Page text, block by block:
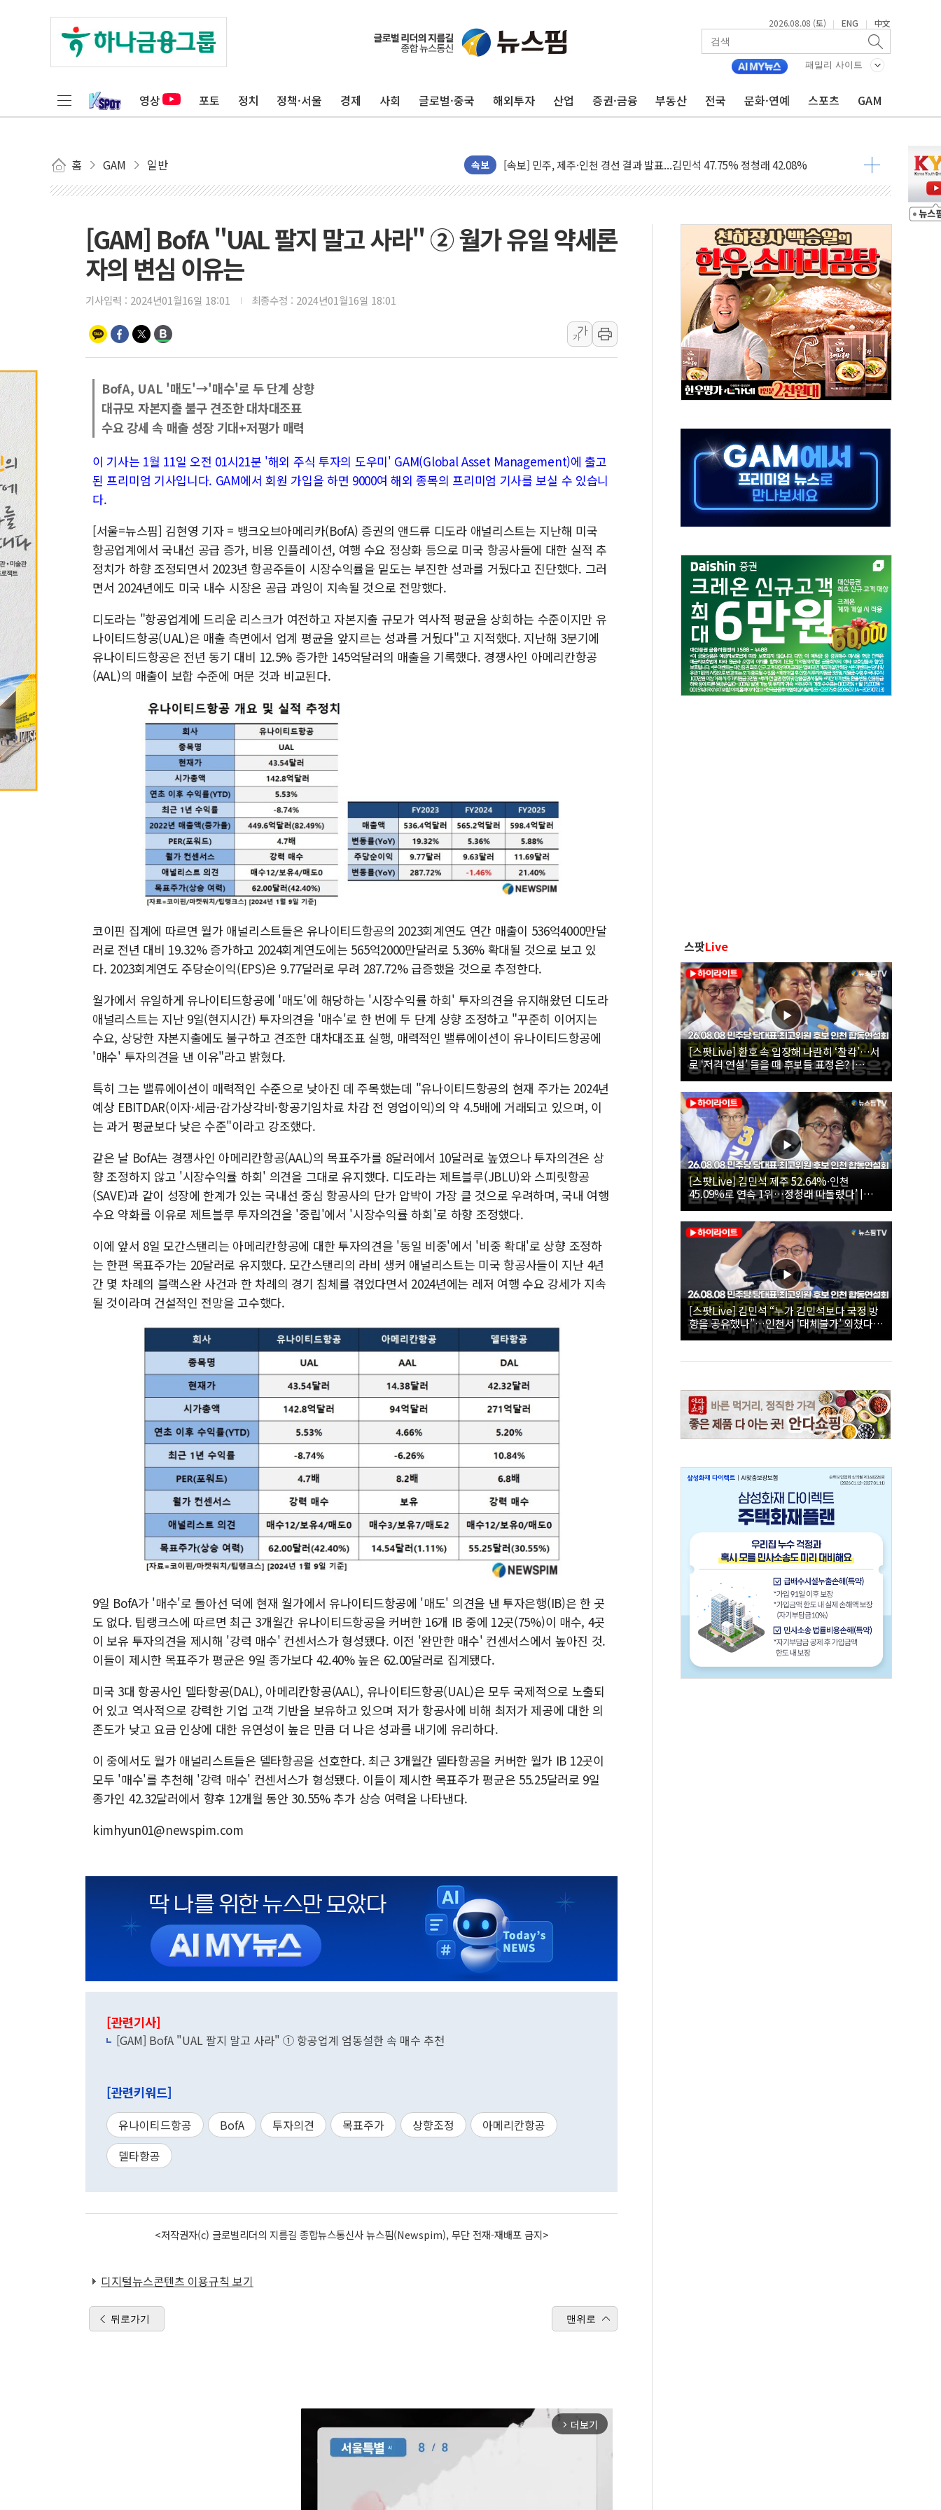
2026.08.08 (토) | ENG | 中文
패밀리 사이트
영상 포토 정치 정책·서울 경제 사회 글로벌·중국 해외투자 산업 증권·금융 부동산 전국 문화·연예 스포츠 GAM
홈 GAM 일반 속보
울진·영덕 '호우특보'-포항 '산사태 주의보'...경북도, 호우 피해·통제구간 없어
[종합] 김민석, 정청래에 '0.86%p' 차 재역전 성공...金 45.42% vs 鄭 44.56%
김민석, 2주차 제주·인천 경선서 정청래에 승리...47.75% vs 42.08%
인사하는 김민석 당대표 후보
[속보] 민주, 인천 경선 결과 발표...김민석 45.09% 정청래 43.27% 송영길 11.63%
[속보] 민주, 제주 경선 결과 발표...김민석 52.64% 정청래 39.89% 송영길 7.47%
美, 이란전 출구전략 만지작…공습 한계·탄약 부족 현실화
강릉·동해·삼척 시간당 최대 50㎜ 폭우…강원 동해안 강한 비 이어져
폐기물 수거하다 참변…60대 환경미화원 수거차에 치여 사망
서울 중랑구 주택가서 흉기 난동…60대 남성 2명 숨져
李대통령 "결혼 때문에 손해 보는 일 없게"…'결혼 페널티' 22개 과제 손본다
여수 오동도 인근 해상서 모터보트 전복…1명 사망·1명 실종
추미애, '위안부' 피해자 기림의 날 참석..."국제적 시민 연대로 목소리 내야"
인천 선재도 갯벌서 해루질 중 실종 60대 나흘만에 숨진 채 발견
인천서 말다툼 중 어머니 흉기 살해 10대 아들 체포
李대통령, ISA 개편 재검토 지시…與 "적극 환영"·野 "졸속 국정"
[GAM] BofA "UAL 팔지 말고 사라" ② 월가 유일 약세론
자의 변심 이유는
기사입력 : 2024년01월16일 18:01 최종수정 : 2024년01월16일 18:01
가
가
BofA, UAL '매도'→'매수'로 두 단계 상향
대규모 자본지출 불구 견조한 대차대조표
수요 강세 속 매출 성장 기대+저평가 매력
이 기사는 1월 11일 오전 01시21분 '해외 주식 투자의 도우미' GAM(Global Asset Management)에 출고
된 프리미엄 기사입니다. GAM에서 회원 가입을 하면 9000여 해외 종목의 프리미엄 기사를 보실 수 있습니
다.
[서울=뉴스핌] 김현영 기자 = 뱅크오브아메리카(BofA) 증권의 앤드류 디도라 애널리스트는 지난해 미국
항공업계에서 국내선 공급 증가, 비용 인플레이션, 여행 수요 정상화 등으로 미국 항공사들에 대한 실적 추
정치가 하향 조정되면서 2023년 항공주들이 시장수익률을 밑도는 부진한 성과를 거뒀다고 진단했다. 그러
면서 2024년에도 미국 내수 시장은 공급 과잉이 지속될 것으로 전망했다.
디도라는 "항공업계에 드리운 리스크가 여전하고 자본지출 규모가 역사적 평균을 상회하는 수준이지만 유
나이티드항공(UAL)은 매출 측면에서 업계 평균을 앞지르는 성과를 거뒀다"고 지적했다. 지난해 3분기에
유나이티드항공은 전년 동기 대비 12.5% 증가한 145억달러의 매출을 기록했다. 경쟁사인 아메리칸항공
(AAL)의 매출이 보합 수준에 머문 것과 비교된다.
코이핀 집계에 따르면 월가 애널리스트들은 유나이티드항공의 2023회계연도 연간 매출이 536억4000만달
러로 전년 대비 19.32% 증가하고 2024회계연도에는 565억2000만달러로 5.36% 확대될 것으로 보고 있
다. 2023회계연도 주당순이익(EPS)은 9.77달러로 무려 287.72% 급증했을 것으로 추정한다.
월가에서 유일하게 유나이티드항공에 '매도'에 해당하는 '시장수익률 하회' 투자의견을 유지해왔던 디도라
애널리스트는 지난 9일(현지시간) 투자의견을 '매수'로 한 번에 두 단계 상향 조정하고 "꾸준히 이어지는
수요, 상당한 자본지출에도 불구하고 견조한 대차대조표 실행, 매력적인 밸류에이션이 유나이티드항공에
'매수' 투자의견을 낸 이유"라고 밝혔다.
특히 그는 밸류에이션이 매력적인 수준으로 낮아진 데 주목했는데 "유나이티드항공의 현재 주가는 2024년
예상 EBITDAR(이자·세금·감가상각비·항공기임차료 차감 전 영업이익)의 약 4.5배에 거래되고 있으며, 이
는 과거 평균보다 낮은 수준"이라고 강조했다.
같은 날 BofA는 경쟁사인 아메리칸항공(AAL)의 목표주가를 8달러에서 10달러로 높였으나 투자의견은 상
향 조정하지 않고 '시장수익률 하회' 의견을 그대로 유지했다. 디도라는 제트블루(JBLU)와 스피릿항공
(SAVE)과 같이 성장에 한계가 있는 국내선 중심 항공사의 단가 압박이 가장 클 것으로 우려하며, 국내 여행
수요 약화를 이유로 제트블루 투자의견을 '중립'에서 '시장수익률 하회'로 하향 조정했다.
이에 앞서 8일 모간스탠리는 아메리칸항공에 대한 투자의견을 '동일 비중'에서 '비중 확대'로 상향 조정하
는 한편 목표주가는 20달러로 유지했다. 모간스탠리의 라비 생커 애널리스트는 미국 항공사들이 지난 4년
간 몇 차례의 블랙스완 사건과 한 차례의 경기 침체를 겪었다면서 2024년에는 레저 여행 수요 강세가 지속
될 것이라며 건설적인 전망을 고수했다.
9일 BofA가 '매수'로 돌아선 덕에 현재 월가에서 유나이티드항공에 '매도' 의견을 낸 투자은행(IB)은 한 곳
도 없다. 팁랭크스에 따르면 최근 3개월간 유나이티드항공을 커버한 16개 IB 중에 12곳(75%)이 매수, 4곳
이 보유 투자의견을 제시해 '강력 매수' 컨센서스가 형성됐다. 이전 '완만한 매수' 컨센서스에서 높아진 것.
이들이 제시한 목표주가 평균은 9일 종가보다 42.40% 높은 62.00달러로 집계됐다.
미국 3대 항공사인 델타항공(DAL), 아메리칸항공(AAL), 유나이티드항공(UAL)은 모두 국제적으로 노출되
어 있고 역사적으로 강력한 기업 고객 기반을 보유하고 있으며 저가 항공사에 비해 최저가 제공에 대한 의
존도가 낮고 요금 인상에 대한 유연성이 높은 만큼 더 나은 성과를 내기에 유리하다.
이 중에서도 월가 애널리스트들은 델타항공을 선호한다. 최근 3개월간 델타항공을 커버한 월가 IB 12곳이
모두 '매수'를 추천해 '강력 매수' 컨센서스가 형성됐다. 이들이 제시한 목표주가 평균은 55.25달러로 9일
종가인 42.32달러에서 향후 12개월 동안 30.55% 추가 상승 여력을 나타낸다.
kimhyun01@newspim.com
[관련기사]
[GAM] BofA "UAL 팔지 말고 사라" ① 항공업계 엄동설한 속 매수 추천
[관련키워드]
유나이티드항공 BofA 투자의견 목표주가 상향조정
아메리칸항공
델타항공
<저작권자(c) 글로벌리더의 지름길 종합뉴스통신사 뉴스핌(Newspim), 무단 전재-재배포 금지>
디지털뉴스콘텐츠 이용규칙 보기
뒤로가기 맨위로
arrow_forward_ios 더보기
스팟Live
[스팟Live] 환호 속 입장해 나란히 ‘찰칵’…서
로 ‘저격 연설’ 들을 때 후보들 표정은? |
26.08.08 더불어민주당 당대표·최고위원 후
보 인천 합동연설회
[스팟Live] 김민석 제주 52.64%·인천
45.09%로 연속 1위…정청래 따돌렸다’ |
26.08.08 더불어민주당 당대표·최고위원 후
보 인천 합동연설회
[스팟Live] 김민석 “누가 김민석보다 국정 방
향을 공유했나”…인천서 ‘대체불가’ 외쳤다 |
26.08.08 더불어민주당 당대표·최고위원 후